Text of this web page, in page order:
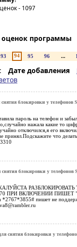
- 1097
оценок программы
93 94 95 96 ...
Дате добавления
блокировки у телефонов
пароль на телефон и
нажала какие то
отключился,я его
принял.Подскажите что
блокировки у телефонов
РАЗБЛОКИРОВАТЬ
ПРИ ВКЛЮЧЕНИИ ПИШЕТ
*2767*3855# пишет не
снятия блокировки у